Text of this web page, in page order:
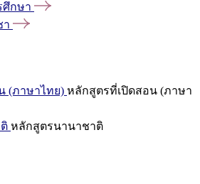
ศึกษา
า
(ภาษาไทย) หลักสูตรที่เปิดสอน (ภาษา
หลักสูตรนานาชาติ